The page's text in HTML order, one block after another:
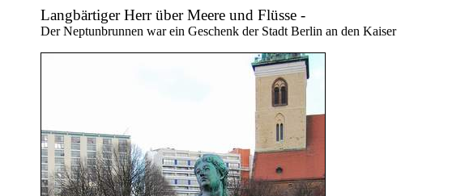
Langbärtiger Herr über Meere und Flüsse -
Der Neptunbrunnen war ein Geschenk der Stadt Berlin an den Kaiser